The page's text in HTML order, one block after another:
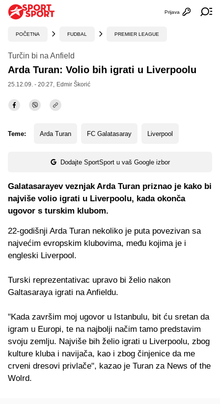
Otvori
Prijava
POČETNA FUDBAL PREMIER LEAGUE
Turčin bi na Anfield
Arda Turan: Volio bih igrati u Liverpoolu
25.12.09. - 20:27, Edmir Škorić
Teme: Arda Turan FC Galatasaray Liverpool
Dodajte SportSport u vaš Google izbor
Galatasarayev veznjak Arda Turan priznao je kako bi
najviše volio igrati u Liverpoolu, kada okonča
ugovor s turskim klubom.
22-godišnji Arda Turan nekoliko je puta povezivan sa
najvećim evropskim klubovima, među kojima je i
engleski Liverpool.
Turski reprezentativac upravo bi želio nakon
Galtasaraya igrati na Anfieldu.
"Kada završim moj ugovor u Istanbulu, bit ću sretan da
igram u Europi, te na najbolji načim tamo predstavim
svoju zemlju. Najviše bih želio igrati u Liverpoolu, zbog
kulture kluba i navijača, kao i zbog činjenice da me
crveni dresovi privlače", kazao je Turan za News of the
Wolrd.